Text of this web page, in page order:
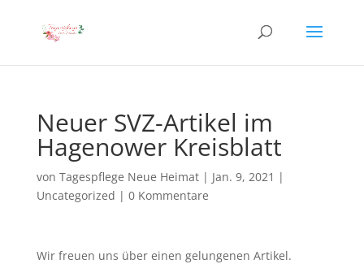
Neuer SVZ-Artikel im
Hagenower Kreisblatt
von Tagespflege Neue Heimat| Jan. 9, 2021 |
Uncategorized | 0 Kommentare
Wir freuen uns über einen gelungenen Artikel.